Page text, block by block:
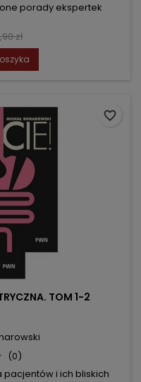
porady ekspertek
zł
TOM 1-2
(0)
pacjentów i ich bliskich
favorite_border